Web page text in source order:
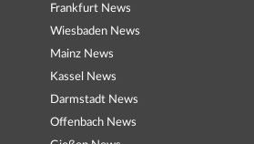
Frankfurt News
Wiesbaden News
Mainz News
Kassel News
Darmstadt News
Offenbach News